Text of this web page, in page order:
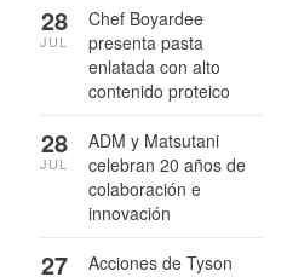
Chef Boyardee
presenta pasta
enlatada con alto
contenido proteico
28
JUL
ADM y Matsutani
celebran 20 años de
colaboración e
innovación
28
JUL
Acciones de Tyson
27